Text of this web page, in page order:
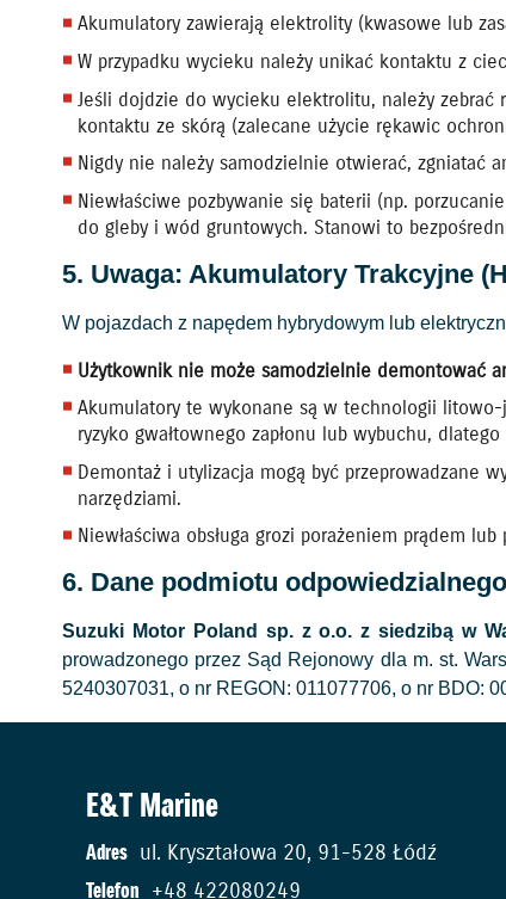
Akumulatory zawierają elektrolity (kwasowe lub
W przypadku wycieku należy unikać kontaktu z
Jeśli dojdzie do wycieku elektrolitu, należy zebrać
kontaktu ze skórą (zalecane użycie rękawic
Nigdy nie należy samodzielnie otwierać, zgniatać
Niewłaściwe pozbywanie się baterii (np.
do gleby i wód gruntowych. Stanowi to
5. Uwaga: Akumulatory Trakcyjne
W pojazdach z napędem hybrydowym lub
Użytkownik nie może samodzielnie demontować
Akumulatory te wykonane są w technologii
ryzyko gwałtownego zapłonu lub wybuchu,
Demontaż i utylizacja mogą być przeprowadzane
narzędziami.
Niewłaściwa obsługa grozi porażeniem prądem lub
6. Dane podmiotu odpowiedzialnego
Suzuki Motor Poland sp. z o.o. z siedzibą w
prowadzonego przez Sąd Rejonowy dla m. st.
5240307031, o nr REGON: 011077706, o nr BDO:
E&T Marine
Adres ul. Kryształowa 20, 91-528 Łódź
Telefon +48 422080249